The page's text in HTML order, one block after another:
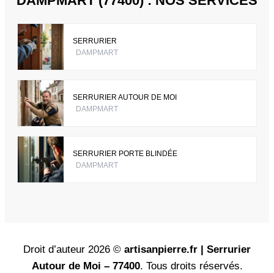
SERRURIER
DAMPMART
SERRURIER AUTOUR DE MOI
DAMPMART
SERRURIER PORTE BLINDÉE
DAMPMART
Droit d’auteur 2026 © artisanpierre.fr | Serrurier
Autour de Moi – 77400. Tous droits réservés.